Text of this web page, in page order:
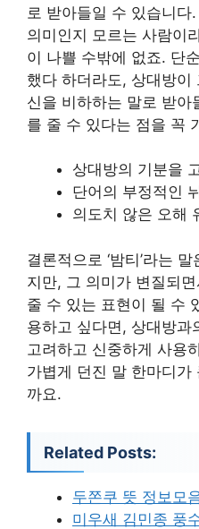
로 받아들일 수 있습니다.
의미인지 모르는 사람이
이 나쁠 수밖에 없죠. 단
했다 하더라도, 상대방
신을 비하하는 말로 받아
를 줄 수 있다는 점을 꼭
상대방의 기분을
단어의 부정적인
의도치 않은 오해
결론적으로 ‘밤티’라는
지만, 그 의미가 변질되
줄 수 있는 표현이 될 수
용하고 싶다면, 상대방과
고려하고 신중하게 사용
가볍게 던진 말 한마디가
까요.
Related Posts:
두쫀쿠 뜻 정보모
미우새 김민종 풍